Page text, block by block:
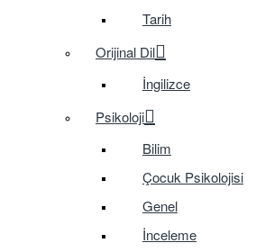
Tarih
Orijinal Dil
İngilizce
Psikoloji
Bilim
Çocuk Psikolojisi
Genel
İnceleme